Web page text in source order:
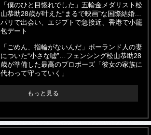
「僕のひと目惚れでした」五輪金メダリスト松
山恭助28歳が叶えた“まるで映画”な国際結婚…
パリで出会い、エジプトで急接近、香港で小籠
包デート
「ごめん、指輪がないんだ」ポーランド人の妻
についた“小さな嘘”…フェンシング松山恭助28
歳が準備した最高のプロポーズ「彼女の家族に
代わって守っていく」
もっと見る